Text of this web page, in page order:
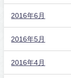
2016年6月
2016年5月
2016年4月